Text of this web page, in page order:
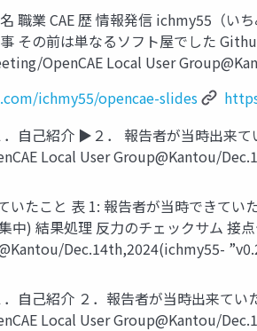
職業 CAE 歴 情報発信 ichmy55（い
事 その前は単なるソフト屋でした
OpenCAE Local User
ichmy55/opencae-slides
自己紹介 ▶２． 報告者が当時出来
Local User Group@Kantou/
いたこと 表 1: 報告者が当時できて
中) 結果処理 反力のチェックサム 接
Dec.14th,2024(ichmy55-
自己紹介 ２．報告者が当時出来て
Local User Group@Kantou/